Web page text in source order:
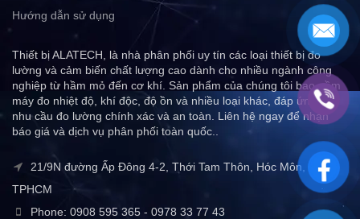
Hướng dẫn sử dụng
Thiết bị ALATECH, là nhà phân phối uy tín các loại thiết bị đo
lường và cảm biến chất lượng cao dành cho nhiều ngành công
nghiệp từ hầm mỏ đến cơ khí. Sản phẩm của chúng tôi bao gồm
máy đo nhiệt độ, khí độc, độ ồn và nhiều loại khác, đáp ứng mọi
nhu cầu đo lường chính xác và an toàn. Liên hệ ngay để nhận
báo giá và dịch vụ phân phối toàn quốc..
21/9N đường Ấp Đông 4-2, Thới Tam Thôn, Hóc Môn,
TPHCM
Phone: 0908 595 365 - 0978 33 77 43